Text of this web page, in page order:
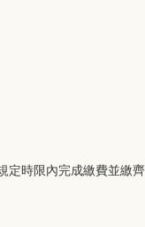
定時限內完成繳費並繳齊